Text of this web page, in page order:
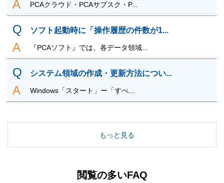
PCAクラウド・PCAサブスク・P...
ソフト起動時に「操作履歴の件数が1...
『PCAソフト』では、各データ領域...
システム領域の作成・更新方法につい...
Windows「スタート」ー「すべ...
もっと見る
閲覧の多いFAQ